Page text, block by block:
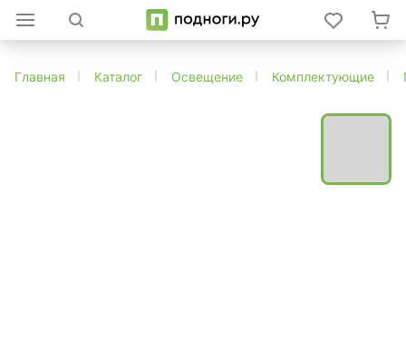
Главная Каталог Освещение Комплектующие